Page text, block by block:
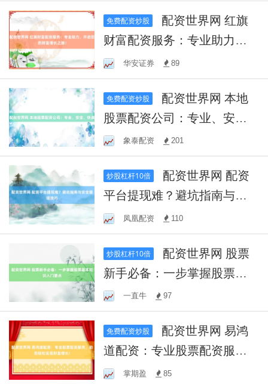
免费配资炒股
财富配资服务：专业助力，
开启您的财富增长之旅！
华安证券 89
免费配资炒股
股票配资公司：专业、安
全、快捷
象泰配资 201
炒股杠杆10倍
平台提现难？避坑指南与安
全提现技巧
凤凰配资 110
炒股杠杆10倍
新手必备：一步掌握股票基
本知识入门要点
一直牛 97
免费配资炒股
道配资：专业股票配资服
务，助您轻松实现财富增
掌期盈 85